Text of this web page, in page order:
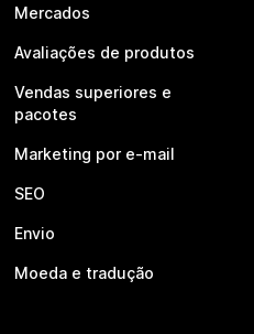
Mercados
Avaliações de produtos
Vendas superiores e
pacotes
Marketing por e-mail
SEO
Envio
Moeda e tradução